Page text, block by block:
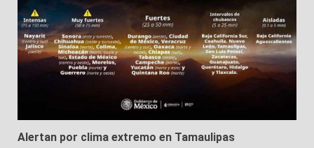
Alertan por clima extremo en Tamaulipas